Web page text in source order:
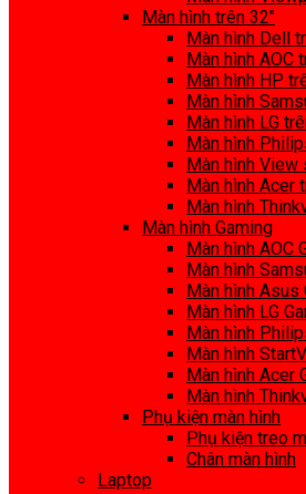
Màn hình trên 32″
Màn hình Dell
Màn hình AOC
Màn hình HP
Màn hình
Màn hình LG
Màn hình
Màn hình View
Màn hình Acer
Màn hình
Màn hình Gaming
Màn hình AOC
Màn hình
Màn hình Asus
Màn hình LG
Màn hình
Màn hình
Màn hình Acer
Màn hình
Phụ kiện màn hình
Phụ kiện treo
Chân màn hình
Laptop